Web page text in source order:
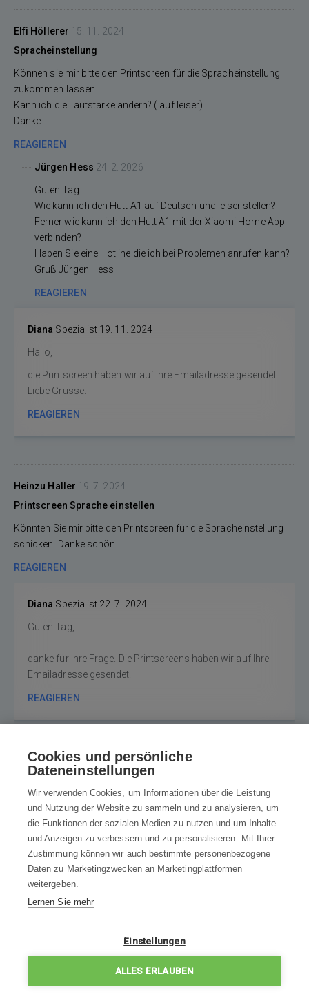
Elfi Höllerer 15. 11. 2024
Spracheinstellung
Können sie mir bitte den Printscreen für die Spracheinstellung
zukommen lassen.
Kann ich die Lautstärke ändern? ( auf leiser)
Danke.
REAGIEREN
Jürgen Hess 24. 2. 2026
Guten Tag
Wie kann ich den Hutt A1 auf Deutsch und leiser stellen?
Ferner wie kann ich den Hutt A1 mit der Xiaomi Home App
verbinden?
Haben Sie eine Hotline die ich bei Problemen anrufen kann?
Gruß Jürgen Hess
REAGIEREN
Diana Spezialist 19. 11. 2024
Hallo,
die Printscreen haben wir auf Ihre Emailadresse gesendet.
Liebe Grüsse.
REAGIEREN
Heinzu Haller 19. 7. 2024
Printscreen Sprache einstellen
Könnten Sie mir bitte den Printscreen für die Spracheinstellung
schicken. Danke schön
REAGIEREN
Diana Spezialist 22. 7. 2024
Guten Tag,
danke für Ihre Frage. Die Printscreens haben wir auf Ihre
Emailadresse gesendet.
REAGIEREN
rezinka17. 6. 2024
Sprachausgabe leiser stellen oder deaktivieren
Hallo,
die Sprachführung ist zu laut. Gibt es eine Möglichkeit diese
entweder zu deaktivieren oder zumindest leiser stellen?
Vielen Dank!
REAGIEREN
Cevat Dönmez
Cookies und persönliche
Dateneinstellungen
Wir verwenden Cookies, um Informationen über die Leistung
und Nutzung der Website zu sammeln und zu analysieren, um
die Funktionen der sozialen Medien zu nutzen und um Inhalte
und Anzeigen zu verbessern und zu personalisieren. Mit Ihrer
Zustimmung können wir auch bestimmte personenbezogene
Daten zu Marketingzwecken an Marketingplattformen
weitergeben.
Lernen Sie mehr
Einstellungen
ALLES ERLAUBEN